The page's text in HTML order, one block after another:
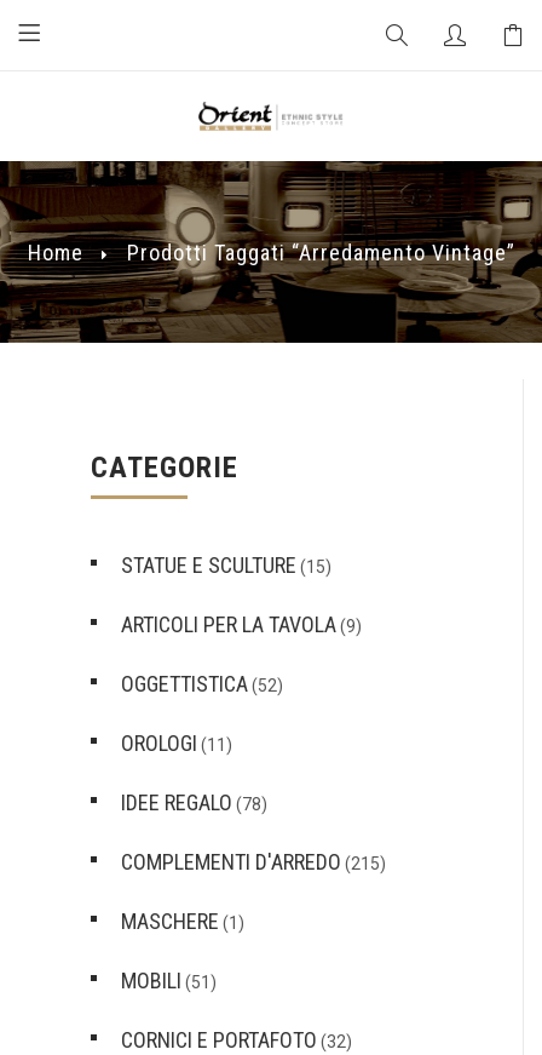
Home Prodotti Taggati “arredamento Vintage”
CATEGORIE
STATUE E SCULTURE (15)
ARTICOLI PER LA TAVOLA(9)
OGGETTISTICA(52)
OROLOGI (11)
IDEE REGALO (78)
COMPLEMENTI D'ARREDO (215)
MASCHERE (1)
MOBILI (51)
CORNICI E PORTAFOTO (32)